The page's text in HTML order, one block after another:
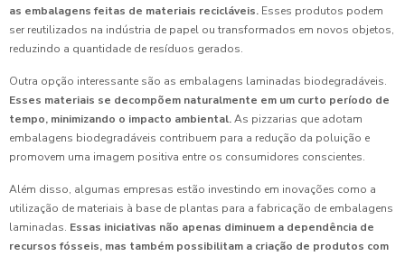
as embalagens feitas de materiais recicláveis. Esses produtos podem
ser reutilizados na indústria de papel ou transformados em novos objetos,
reduzindo a quantidade de resíduos gerados.
Outra opção interessante são as embalagens laminadas biodegradáveis.
Esses materiais se decompõem naturalmente em um curto período de
tempo, minimizando o impacto ambiental.As pizzarias que adotam
embalagens biodegradáveis contribuem para a redução da poluição e
promovem uma imagem positiva entre os consumidores conscientes.
Além disso, algumas empresas estão investindo em inovações como a
utilização de materiais à base de plantas para a fabricação de embalagens
laminadas. Essas iniciativas não apenas diminuem a dependência de
recursos fósseis, mas também possibilitam a criação de produtos com